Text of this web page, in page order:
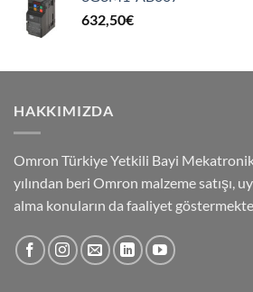
632,50€
HAKKIMIZDA
Omron Türkiye Yetkili Bayi
yılından beri Omron malzeme satışı,
alma konuların da faaliyet